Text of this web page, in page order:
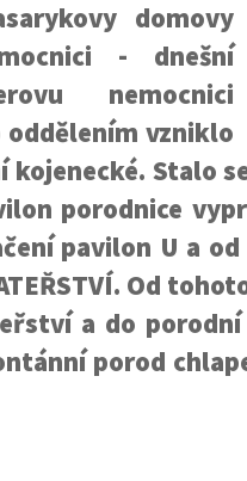
domovy
- dnešní
nemocnici
vzniklo
kojenecké. Stalo
porodnice
pavilon U a od
Od
a do
porod